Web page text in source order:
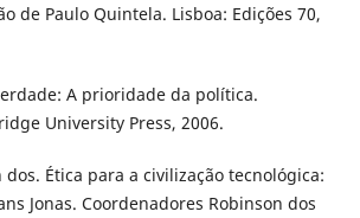
de Paulo Quintela. Lisboa: Edições 70,
A prioridade da política.
University Press, 2006.
dos. Ética para a civilização tecnológica:
Jonas. Coordenadores Robinson dos